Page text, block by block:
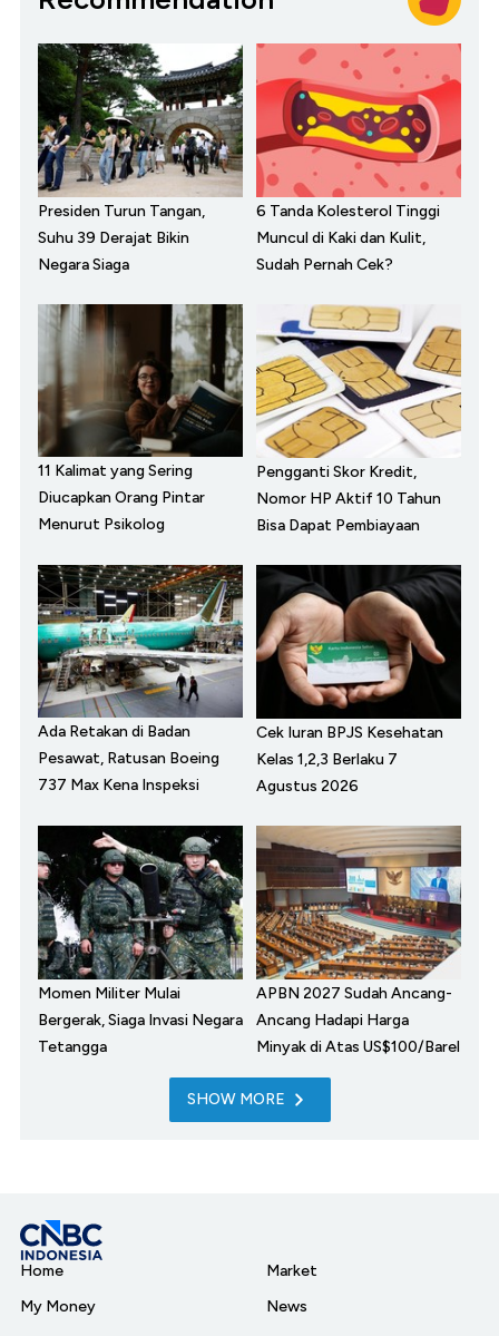
Presiden Turun Tangan,
Suhu 39 Derajat Bikin
Negara Siaga
6 Tanda Kolesterol Tinggi
Muncul di Kaki dan Kulit,
Sudah Pernah Cek?
11 Kalimat yang Sering
Diucapkan Orang Pintar
Menurut Psikolog
Pengganti Skor Kredit,
Nomor HP Aktif 10 Tahun
Bisa Dapat Pembiayaan
Ada Retakan di Badan
Pesawat, Ratusan Boeing
737 Max Kena Inspeksi
Cek Iuran BPJS Kesehatan
Kelas 1,2,3 Berlaku 7
Agustus 2026
Momen Militer Mulai
Bergerak, Siaga Invasi Negara
Tetangga
APBN 2027 Sudah Ancang-
Ancang Hadapi Harga
Minyak di Atas US$100/Barel
SHOW MORE
Home
My Money
Market
News